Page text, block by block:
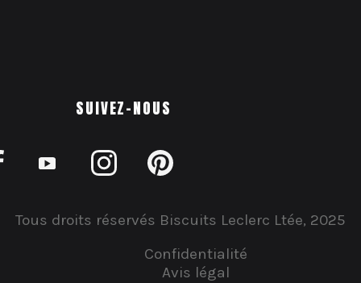
SUIVEZ-NOUS
Tous droits réservés Biscuits Leclerc Ltée, 2025
Confidentialité
Avis légal